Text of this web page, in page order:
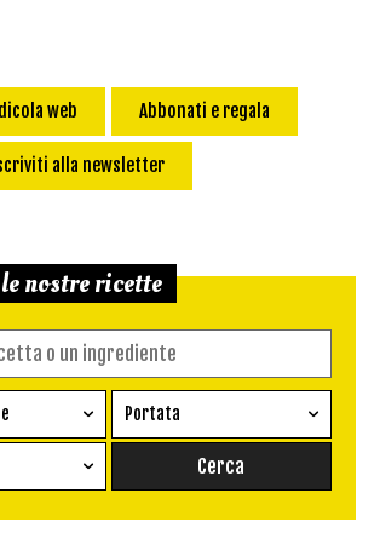
web Abbonati e regala
alla newsletter
nostre ricette
Portata
Conserva